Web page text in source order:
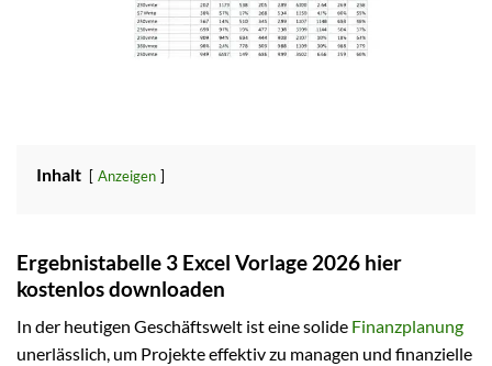
Inhalt Anzeigen
Ergebnistabelle 3 Excel Vorlage 2026 hier
kostenlos downloaden
In der heutigen Geschäftswelt ist eine solide Finanzplanung
unerlässlich, um Projekte effektiv zu managen und finanzielle